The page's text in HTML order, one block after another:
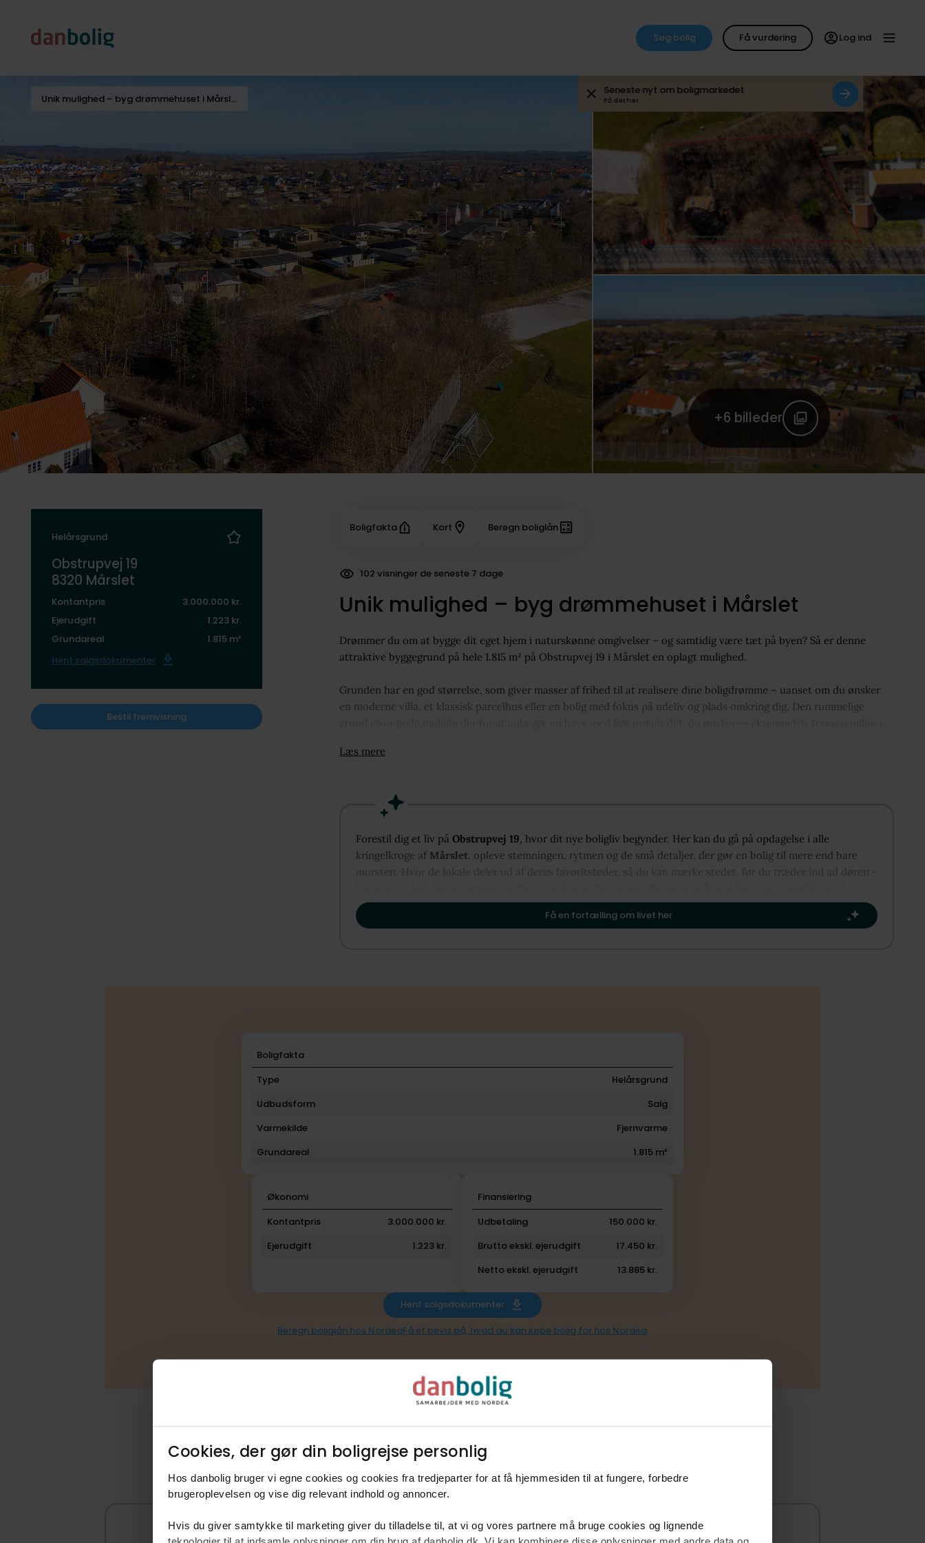
Cookies, der gør din boligrejse personlig​
Hos danbolig bruger vi egne cookies og cookies fra tredjeparter for at få hjemmesiden til at fungere, forbedre
brugeroplevelsen og vise dig relevant indhold og annoncer.​
Hvis du giver samtykke til marketing giver du tilladelse til, at vi og vores partnere må bruge cookies og lignende
Søg bolig Få vurdering Log ind
Seneste nyt om boligmarkedet
Få det her
+6 billeder
Unik mulighed – byg drømmehuset i Mårslet
Helårsgrund
Obstrupvej 19
8320 Mårslet
Kontantpris
3.000.000 kr.
Ejerudgift
1.223 kr.
Grundareal
1.815 m²
Hent salgsdokumenter
Bestil fremvisning
Boligfakta Kort Beregn boliglån
102 visninger de seneste 7 dage
Unik mulighed – byg drømmehuset i Mårslet
Drømmer du om at bygge dit eget hjem i naturskønne omgivelser – og samtidig være tæt på byen? Så er denne
attraktive byggegrund på hele 1.815 m² på Obstrupvej 19 i Mårslet en oplagt mulighed.
Grunden har en god størrelse, som giver masser af frihed til at realisere dine boligdrømme – uanset om du ønsker
en moderne villa, et klassisk parcelhus eller en bolig med fokus på udeliv og plads omkring dig. Den rummelige
både børn og voksne.
Byen byder på gode indkøbsmuligheder, daginstitutioner og et aktivt lokalsamfund. Samtidig er der nem adgang til
Aarhus, både i bil og med offentlig transport, hvilket gør området attraktivt for pendlere.
Her får du en sjælden mulighed for at skabe dit eget hjem fra bunden – på en stor grund i et eftertragtet område.
Sælger sørger for at huset nedrives og fjernes fra ejendommen.
Læs mere
Forestil dig et liv påObstrupvej 19, hvor dit nye boligliv begynder. Her kan du gå på opdagelse i alle
kringelkroge af Mårslet, opleve stemningen, rytmen og de små detaljer, der gør en bolig til mere end bare
mursten. Hvor de lokale deler ud af deres favoritsteder, så du kan mærke stedet, før du træder ind ad døren -
vise dig, hvordan Mårslet kan danne rammen om dit næste kapitel.​
Få en fortælling om livet her
Boligfakta
Type
Helårsgrund
Udbudsform
Salg
Varmekilde
Fjernvarme
Grundareal
1.815 m²
Økonomi
Kontantpris
3.000.000 kr.
Ejerudgift
1.223 kr.
Finansiering
Udbetaling
150.000 kr.
Brutto ekskl. ejerudgift
17.450 kr.
Netto ekskl. ejerudgift
13.885 kr.
Hent salgsdokumenter
Beregn boliglån hos NordeaFå et bevis på, hvad du kan købe bolig for hos Nordea